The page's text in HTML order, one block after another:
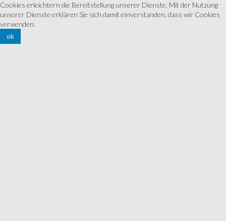
Cookies erleichtern die Bereitstellung unserer Dienste. Mit der Nutzung
unserer Dienste erklären Sie sich damit einverstanden, dass wir Cookies
verwenden.
ok